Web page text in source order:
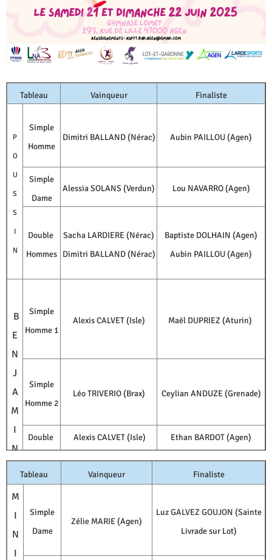
Tableau Vainqueur Finaliste
P
O
U
S
S
I
N
Simple
Homme
Dimitri BALLAND (Nérac) Aubin PAILLOU (Agen)
Simple
Dame
Alessia SOLANS (Verdun) Lou NAVARRO (Agen)
Double
Hommes
Sacha LARDIERE (Nérac)
Dimitri BALLAND (Nérac)
Baptiste DOLHAIN (Agen)
Aubin PAILLOU (Agen)
B
E
N
J
A
M
I
N
Simple
Homme 1
Alexis CALVET (Isle) Maël DUPRIEZ (Aturin)
Simple
Homme 2
Léo TRIVERIO (Brax) Ceylian ANDUZE (Grenade)
Double
Alexis CALVET (Isle)
Ethan BARDOT (Agen)
Tableau
Vainqueur Finaliste
M
I
N
I
Simple
Dame
Zélie MARIE (Agen)
Luz GALVEZ GOUJON (Sainte
Livrade sur Lot)